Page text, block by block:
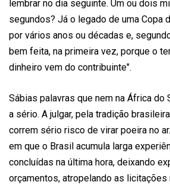
lembrar no dia seguinte. Um ou dois
segundos? Já o legado de uma Copa
por vários anos ou décadas e,
bem feita, na primeira vez, porque o
dinheiro vem do contribuinte".
Sábias palavras que nem na África do
a sério. A julgar, pela tradição
correm sério risco de virar poeira no
em que o Brasil acumula larga
concluídas na última hora, deixando
orçamentos, atropelando as